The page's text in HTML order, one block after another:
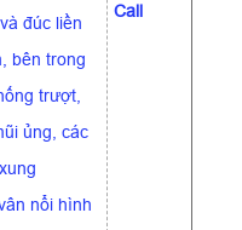
đúc liền
bên trong
trượt,
ủng, các
nổi hình
Call